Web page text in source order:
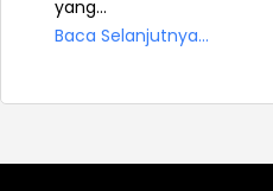
yang...
Baca Selanjutnya...